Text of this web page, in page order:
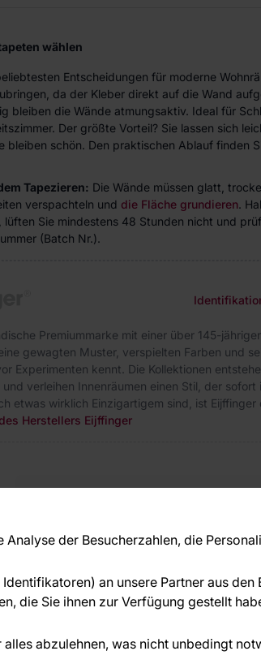
der Besucherzahlen, die
an unsere Partner aus den
die Sie ihnen zur Verfügung gestellt
abzulehnen, was nicht unbedingt
wählen
Entscheidungen für moderne
da der Kleber direkt auf die Wand
bleiben die Wände atmungsaktiv. Ideal für
Der größte Vorteil? Sie lassen sich
bleiben schön. Den praktischen Ablauf finden
Tapezieren: Die Wände müssen glatt,
verspachteln und die Fläche grundieren.
lüften Sie mindestens 48 Stunden nicht und
(Batch Nr.).
Premiummarke mit einer über 145-
gewagten Muster, verspielten Farben und
Experimenten kennt. Die Kollektionen
und verleihen Innenräumen einen Stil, der
etwas wirklich Einzigartigem sind, ist Eijffinger
Herstellers Eijffinger
beraten Sie persönlich.
service@tapeteneshop.de